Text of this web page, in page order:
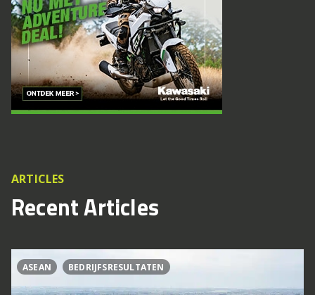
ARTICLES
Recent Articles
ASEAN BEDRIJFSRESULTATEN